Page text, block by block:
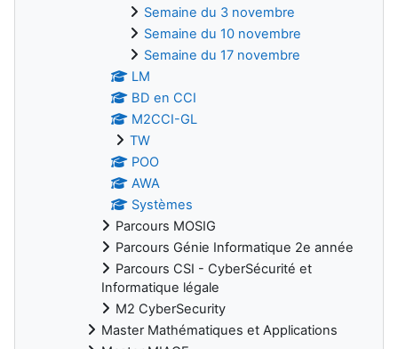
Semaine du 3 novembre
Semaine du 10 novembre
Semaine du 17 novembre
LM
BD en CCI
M2CCI-GL
TW
POO
AWA
Systèmes
Parcours MOSIG
Parcours Génie Informatique 2e année
Parcours CSI - CyberSécurité et
Informatique légale
M2 CyberSecurity
Master Mathématiques et Applications